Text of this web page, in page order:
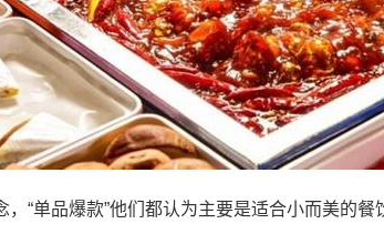
“单品爆款”他们都认为主要是适合小而美的餐